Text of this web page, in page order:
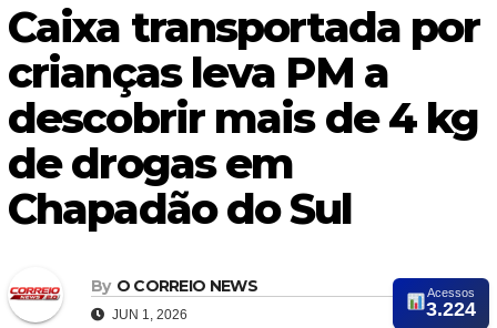
Caixa transportada por
crianças leva PM a
descobrir mais de 4 kg
de drogas em
Chapadão do Sul
By O CORREIO NEWS
JUN 1, 2026
Acessos
3.224